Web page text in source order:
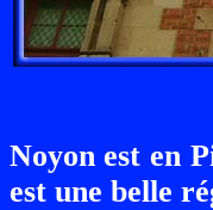
Noyon est en
est une belle